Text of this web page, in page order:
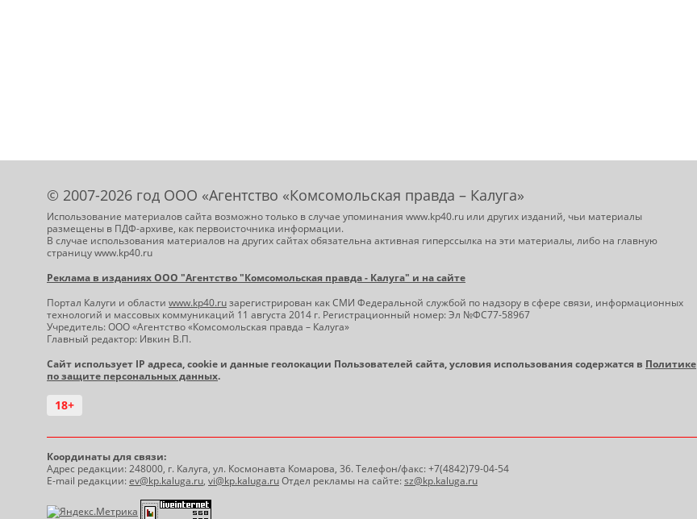
© 2007-2026 год ООО «Агентство «Комсомольская правда – Калуга»
Использование материалов сайта возможно только в случае упоминания www.kp40.ru или других изданий, чьи материалы
размещены в ПДФ-архиве, как первоисточника информации.
В случае использования материалов на других сайтах обязательна активная гиперссылка на эти материалы, либо на главную
страницу www.kp40.ru
Реклама в изданиях ООО "Агентство "Комсомольская правда - Калуга" и на сайте
Портал Калуги и области www.kp40.ruзарегистрирован как СМИ Федеральной службой по надзору в сфере связи, информационных
технологий и массовых коммуникаций 11 августа 2014 г. Регистрационный номер: Эл №ФС77-58967
Учредитель: ООО «Агентство «Комсомольская правда – Калуга»
Главный редактор: Ивкин В.П.
Сайт использует IP адреса, cookie и данные геолокации Пользователей сайта, условия использования содержатся в Политике
по защите персональных данных.
18+
Координаты для связи:
Адрес редакции: 248000, г. Калуга, ул. Космонавта Комарова, 36. Телефон/факс: +7(4842)79-04-54
E-mail редакции:ev@kp.kaluga.ru, vi@kp.kaluga.ruОтдел рекламы на сайте:sz@kp.kaluga.ru